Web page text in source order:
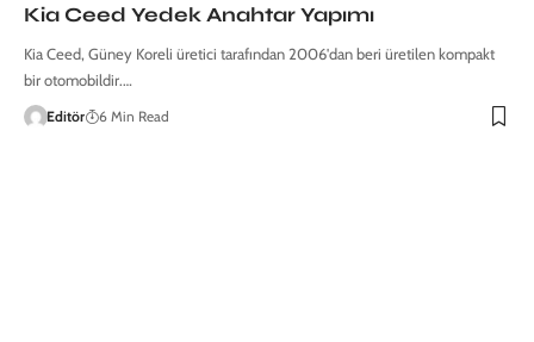
Kia Ceed Yedek Anahtar Yapımı
Kia Ceed, Güney Koreli üretici tarafından 2006'dan beri üretilen kompakt
bir otomobildir.…
Editör 6 Min Read